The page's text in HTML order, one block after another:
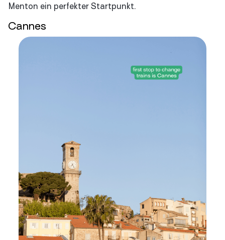
Menton ein perfekter Startpunkt.
Cannes